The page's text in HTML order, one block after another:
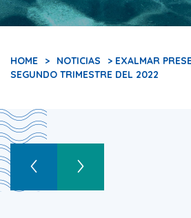
HOME > NOTICIAS
> EXALMAR
SEGUNDO TRIMESTRE DEL 2022